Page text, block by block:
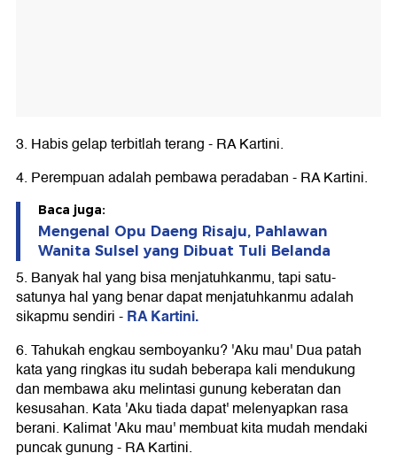
3. Habis gelap terbitlah terang - RA Kartini.
4. Perempuan adalah pembawa peradaban - RA Kartini.
Baca juga:
Mengenal Opu Daeng Risaju, Pahlawan
Wanita Sulsel yang Dibuat Tuli Belanda
5. Banyak hal yang bisa menjatuhkanmu, tapi satu-
satunya hal yang benar dapat menjatuhkanmu adalah
sikapmu sendiri -RA Kartini.
6. Tahukah engkau semboyanku? 'Aku mau' Dua patah
kata yang ringkas itu sudah beberapa kali mendukung
dan membawa aku melintasi gunung keberatan dan
kesusahan. Kata 'Aku tiada dapat' melenyapkan rasa
berani. Kalimat 'Aku mau' membuat kita mudah mendaki
puncak gunung - RA Kartini.